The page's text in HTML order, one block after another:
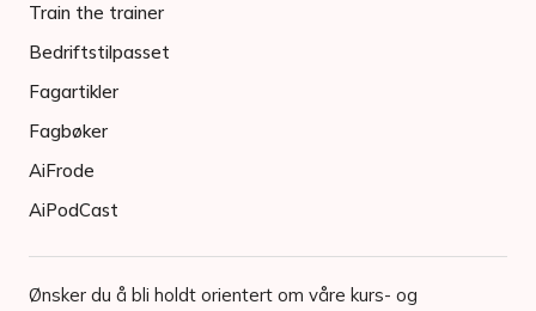
Train the trainer
Bedriftstilpasset
Fagartikler
Fagbøker
AiFrode
AiPodCast
Ønsker du å bli holdt orientert om våre kurs- og